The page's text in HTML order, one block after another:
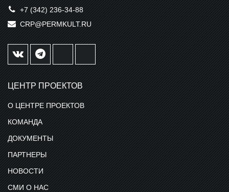
+7 (342) 236-34-88
CRP@PERMKULT.RU
ЦЕНТР ПРОЕКТОВ
О ЦЕНТРЕ ПРОЕКТОВ
КОМАНДА
ДОКУМЕНТЫ
ПАРТНЕРЫ
НОВОСТИ
СМИ О НАС